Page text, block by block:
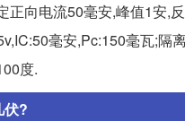
正向电流50毫安,峰值1安,
毫安,Pc:150毫瓦;隔
度.
伏?